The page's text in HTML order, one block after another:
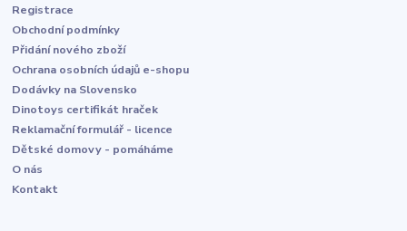
Registrace
Obchodní podmínky
Přidání nového zboží
Ochrana osobních údajů e-shopu
Dodávky na Slovensko
Dinotoys certifikát hraček
Reklamační formulář - licence
Dětské domovy - pomáháme
O nás
Kontakt